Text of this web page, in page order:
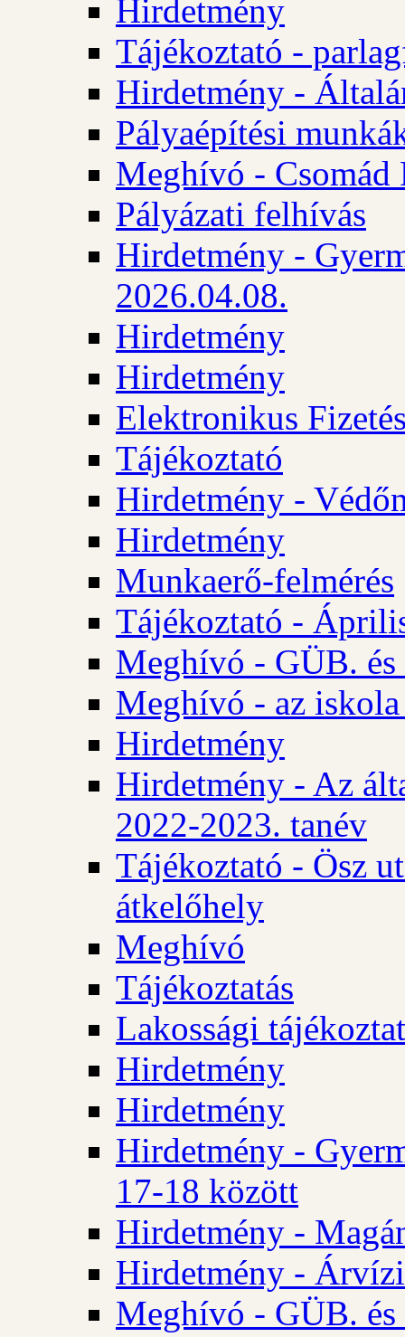
Hirdetmény
Tájékoztató -
Hirdetmény -
Pályaépítési
Meghívó - Csomád
Pályázati felhívás
Hirdetmény -
2026.04.08.
Hirdetmény
Hirdetmény
Elektronikus
Tájékoztató
Hirdetmény -
Hirdetmény
Munkaerő-felmérés
Tájékoztató -
Meghívó - GÜB.
Meghívó - az iskola
Hirdetmény
Hirdetmény - Az
2022-2023. tanév
Tájékoztató - Ösz
átkelőhely
Meghívó
Tájékoztatás
Lakossági
Hirdetmény
Hirdetmény
Hirdetmény -
17-18 között
Hirdetmény -
Hirdetmény -
Meghívó - GÜB.